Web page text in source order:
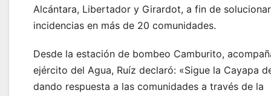
Alcántara, Libertador y Girardot, a fin de
incidencias en más de 20 comunidades.
Desde la estación de bombeo Camburito,
ejército del Agua, Ruíz declaró: «Sigue la Cayapa
dando respuesta a las comunidades a través de la